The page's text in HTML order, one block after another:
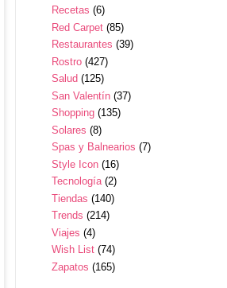
Recetas (6)
Red Carpet (85)
Restaurantes (39)
Rostro (427)
Salud (125)
San Valentín (37)
Shopping (135)
Solares (8)
Spas y Balnearios (7)
Style Icon (16)
Tecnología (2)
Tiendas (140)
Trends (214)
Viajes (4)
Wish List (74)
Zapatos (165)